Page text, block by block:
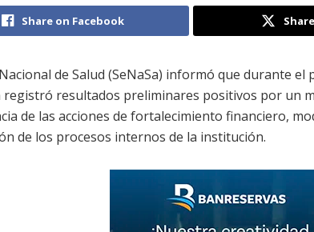
Share on Facebook
de Salud (SeNaSa) informó que durante
resultados preliminares positivos por un
de las acciones de fortalecimiento financiero,
de los procesos internos de la institución.